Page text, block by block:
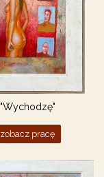
"Wychodzę"
zobacz pracę